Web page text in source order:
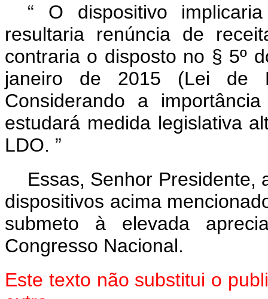
“ O dispositivo
resultaria renúncia de
contraria o disposto no § 5º
janeiro de 2015 (Lei de
Considerando a
estudará medida legislativa
LDO. ”
Essas, Senhor Presidente,
dispositivos acima
submeto à elevada
Congresso Nacional.
Este texto não substitui o